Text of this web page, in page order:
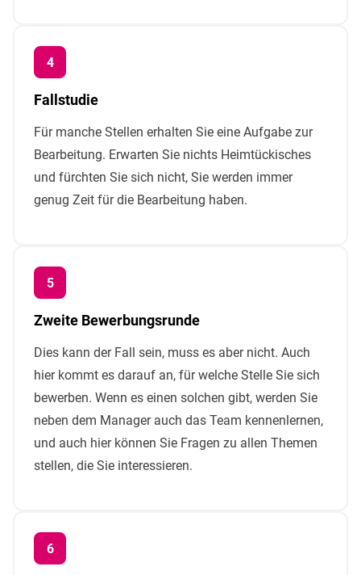
Fallstudie
Für manche Stellen erhalten Sie eine Aufgabe zur
Bearbeitung. Erwarten Sie nichts Heimtückisches
und fürchten Sie sich nicht, Sie werden immer
genug Zeit für die Bearbeitung haben.
Zweite Bewerbungsrunde
Dies kann der Fall sein, muss es aber nicht. Auch
hier kommt es darauf an, für welche Stelle Sie sich
bewerben. Wenn es einen solchen gibt, werden Sie
neben dem Manager auch das Team kennenlernen,
und auch hier können Sie Fragen zu allen Themen
stellen, die Sie interessieren.